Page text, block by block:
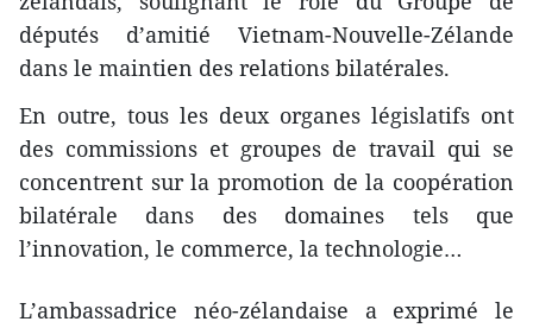
députés d’amitié Vietnam-Nouvelle-Zélande
dans le maintien des relations bilatérales.
En outre, tous les deux organes législatifs ont
des commissions et groupes de travail qui se
concentrent sur la promotion de la coopération
bilatérale dans des domaines tels que
l’innovation, le commerce, la technologie…
L’ambassadrice néo-zélandaise a exprimé le